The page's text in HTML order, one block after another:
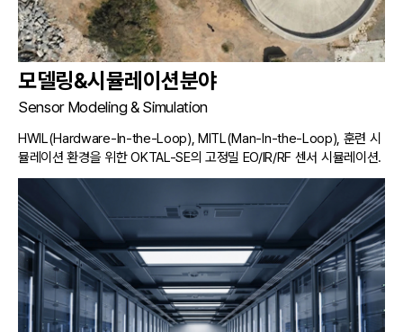
모델링&시뮬레이션분야
Sensor Modeling & Simulation
HWIL(Hardware-In-the-Loop), MITL(Man-In-the-Loop), 훈련 시
뮬레이션 환경을 위한 OKTAL-SE의 고정밀 EO/IR/RF 센서 시뮬레이션.